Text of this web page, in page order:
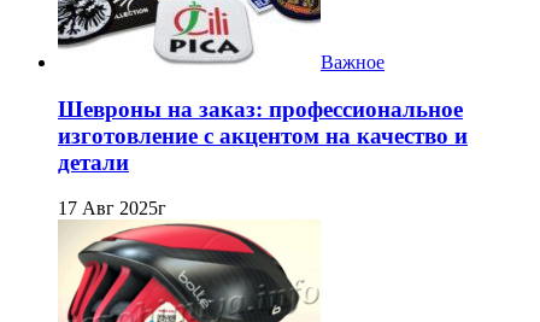
Важное
Шевроны на заказ: профессиональное
изготовление с акцентом на качество и
детали
17 Авг 2025г